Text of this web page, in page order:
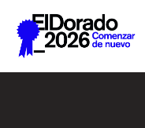
Saltar al contenido principal